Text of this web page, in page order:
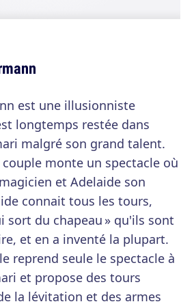
est une illusionniste
longtemps restée dans
malgré son grand talent.
couple monte un spectacle où
et Adelaide son
connait tous les tours,
sort du chapeau » qu'ils sont
et en a inventé la plupart.
reprend seule le spectacle à
et propose des tours
la lévitation et des armes